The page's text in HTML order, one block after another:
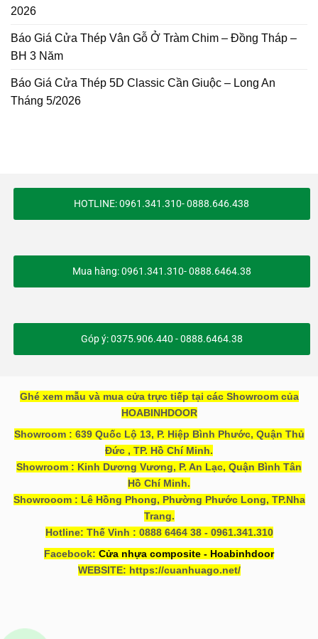
2026
Báo Giá Cửa Thép Vân Gỗ Ở Tràm Chim – Đồng Tháp –
BH 3 Năm
Báo Giá Cửa Thép 5D Classic Cần Giuộc – Long An
Tháng 5/2026
HOTLINE: 0961.341.310- 0888.646.438
Mua hàng: 0961.341.310- 0888.6464.38
Góp ý: 0375.906.440 - 0888.6464.38
Ghé xem mẫu và mua cửa trực tiếp tại các Showroom của
HOABINHDOOR
Showroom : 639 Quốc Lộ 13, P. Hiệp Bình Phước, Quận Thủ
Đức , TP. Hồ Chí Minh.
Showroom : Kinh Dương Vương, P. An Lạc, Quận Bình Tân
Hồ Chí Minh.
Showrooom : Lê Hồng Phong, Phường Phước Long, TP.Nha
Trang.
Hotline: Thế Vinh : 0888 6464 38 - 0961.341.310
Facebook: Cửa nhựa composite - Hoabinhdoor
WEBSITE: https://cuanhuago.net/